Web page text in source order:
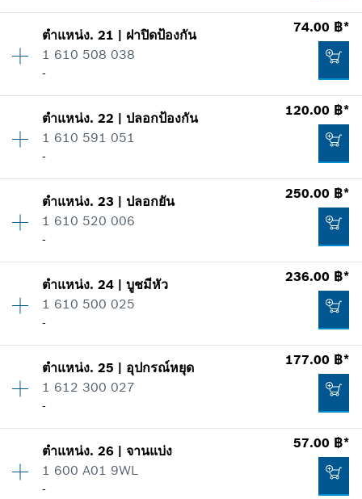
234.00 ฿*
เพิ่มในตะกร้าสินค้า
รายการการใช้
แสดงในรูป
365.00 ฿*
ปริมาณ 1
ราคากลุ่ม: 27
รายการการใช้
แสดงในรูป
209.00 ฿*
ตำแหน่ง.21 | ฝาปิดป้องกัน
1 610 508 038
-
74.00 ฿*
ปริมาณ 1
ราคากลุ่ม: 21
รายการการใช้
แสดงในรูป
74.00 ฿*
เพิ่มในตะกร้าสินค้า
ตำแหน่ง.22 |ปลอกป้องกัน
1 610 591 051
-
120.00 ฿*
ปริมาณ 1
ราคากลุ่ม: 24
รายการการใช้
แสดงในรูป
120.00 ฿*
ตำแหน่ง.23 |ปลอกยัน
1 610 520 006
-
250.00 ฿*
ปริมาณ 1
ราคากลุ่ม: 28
รายการการใช้
แสดงในรูป
250.00 ฿*
ตำแหน่ง.24 |บูชมีหัว
1 610 500 025
-
236.00 ฿*
ปริมาณ 1
ราคากลุ่ม: 22
รายการการใช้
แสดงในรูป
ตำแหน่ง.25 | อุปกรณ์หยุด
1 612 300 027
-
177.00 ฿*
ปริมาณ 2
ราคากลุ่ม: 23
ตำแหน่ง.26 |จานแบ่ง
1 600 A01 9WL
-
57.00 ฿*